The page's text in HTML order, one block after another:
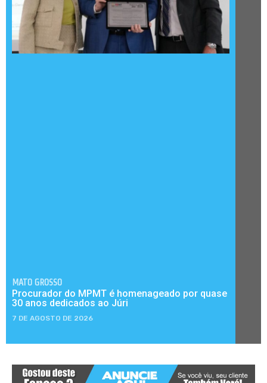
MATO GROSSO
Procurador do MPMT é homenageado por quase
30 anos dedicados ao Júri
7 DE AGOSTO DE 2026